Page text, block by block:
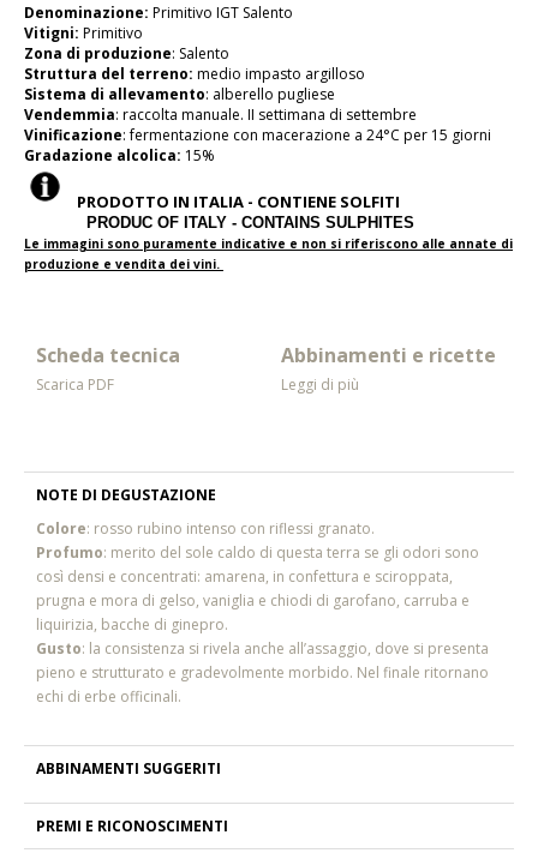
Denominazione: Primitivo IGT Salento
Vitigni: Primitivo
Zona di produzione: Salento
Struttura del terreno: medio impasto argilloso
Sistema di allevamento: alberello pugliese
Vendemmia: raccolta manuale. II settimana di settembre
Vinificazione: fermentazione con macerazione a 24°C per 15 giorni
Gradazione alcolica: 15%
PRODOTTO IN ITALIA - CONTIENE SOLFITI
PRODUC OF ITALY - CONTAINS SULPHITES
Le immagini sono puramente indicative e non si riferiscono alle annate di
produzione e vendita dei vini.
Scheda tecnica
Scarica PDF
Abbinamenti e ricette
Leggi di più
NOTE DI DEGUSTAZIONE
Colore: rosso rubino intenso con riflessi granato.
Profumo: merito del sole caldo di questa terra se gli odori sono
così densi e concentrati: amarena, in confettura e sciroppata,
prugna e mora di gelso, vaniglia e chiodi di garofano, carruba e
liquirizia, bacche di ginepro.
Gusto: la consistenza si rivela anche all’assaggio, dove si presenta
pieno e strutturato e gradevolmente morbido. Nel finale ritornano
echi di erbe officinali.
ABBINAMENTI SUGGERITI
PREMI E RICONOSCIMENTI